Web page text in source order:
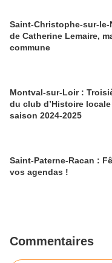
Saint-Christophe-sur-
de Catherine Lemaire,
commune
Montval-sur-Loir :
du club d’Histoire
saison 2024-2025
Saint-Paterne-Racan :
vos agendas !
Commentaires